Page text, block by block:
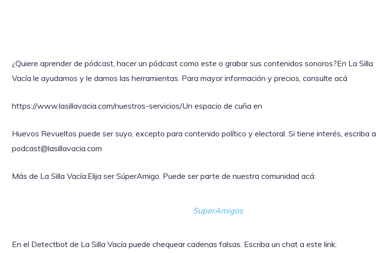
¿Quiere aprender de pódcast, hacer un pódcast como este o grabar sus contenidos sonoros?En La Silla
Vacía le ayudamos y le damos las herramientas. Para mayor información y precios, consulte acá
https://www.lasillavacia.com/nuestros-servicios/Un espacio de cuña en
Huevos Revueltos puede ser suyo, excepto para contenido político y electoral. Si tiene interés, escriba a
podcast@lasillavacia.com
Más de La Silla Vacía:Elija ser SúperAmigo. Puede ser parte de nuestra comunidad acá:
SuperAmigos
En el Detectbot de La Silla Vacía puede chequear cadenas falsas. Escriba un chat a este link: